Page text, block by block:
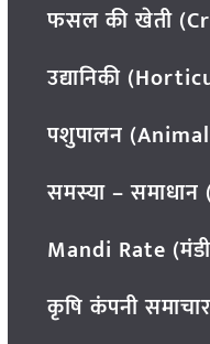
फसल की खेती
उद्यानिकी
पशुपालन
समस्या –
Mandi Rate
कृषि कंपनी